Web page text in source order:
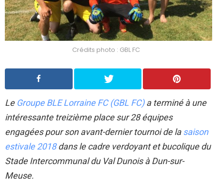
Crédits photo : GBL FC
Le Groupe BLE Lorraine FC (GBL FC)a terminé à une
intéressante treizième place sur 28 équipes
engagées pour son avant-dernier tournoi de lasaison
estivale 2018dans le cadre verdoyant et bucolique du
Stade Intercommunal du Val Dunois à Dun-sur-
Meuse.